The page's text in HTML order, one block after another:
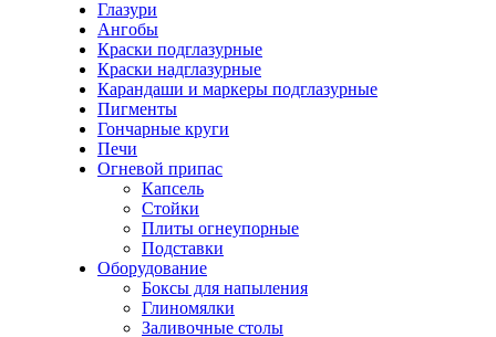
Глазури
Ангобы
Краски подглазурные
Краски надглазурные
Карандаши и маркеры подглазурные
Пигменты
Гончарные круги
Печи
Огневой припас
Капсель
Стойки
Плиты огнеупорные
Подставки
Оборудование
Боксы для напыления
Глиномялки
Заливочные столы